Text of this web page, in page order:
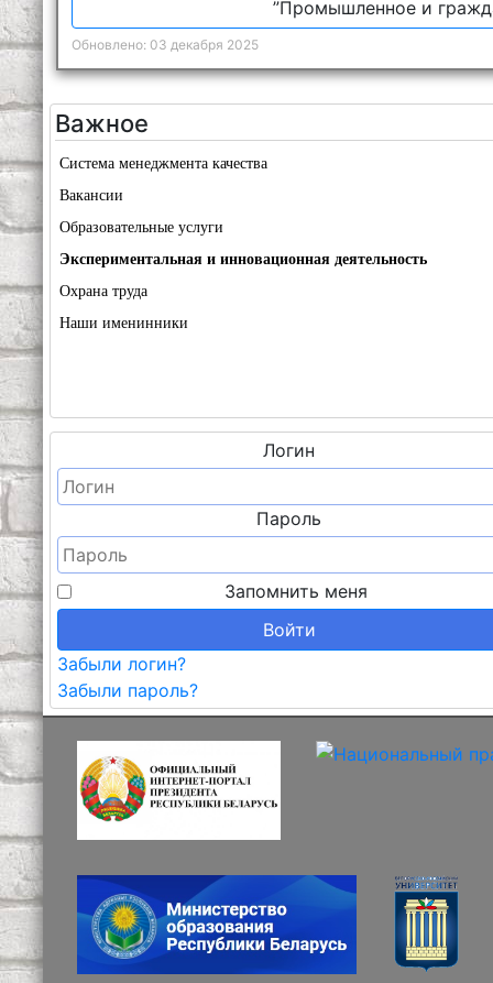
”Промышленное и
Обновлено: 03 декабря 2025
Важное
Система менеджмента качества
Вакансии
Образовательные услуги
Экспериментальная и инновационная деятельность
Охрана труда
Наши именинники
Логин
Пароль
Запомнить меня
Войти
Забыли логин?
Забыли пароль?